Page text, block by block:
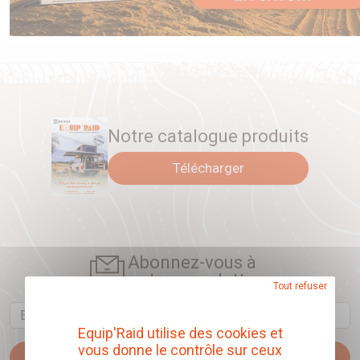
Notre catalogue produits
Télécharger
Abonnez-vous à
notre newsletter
Email
Equip'Raid utilise des cookies et
vous donne le contrôle sur ceux
Tout refuser